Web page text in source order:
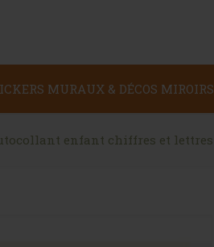
MURAUX & DÉCOS MIROIRS
enfant chiffres et lettres